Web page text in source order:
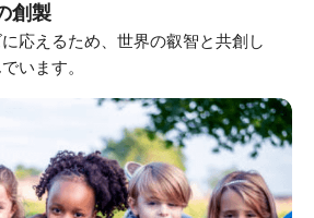
ィレポート
創製
応えるため、世界の叡智と共創し
います。